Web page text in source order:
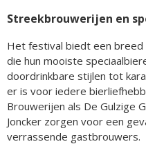
Streekbrouwerijen en
Het festival biedt een
die hun mooiste
doordrinkbare stijlen tot
er is voor iedere
Brouwerijen als De Gulzige
Joncker zorgen voor een
verrassende gastbrouwers.